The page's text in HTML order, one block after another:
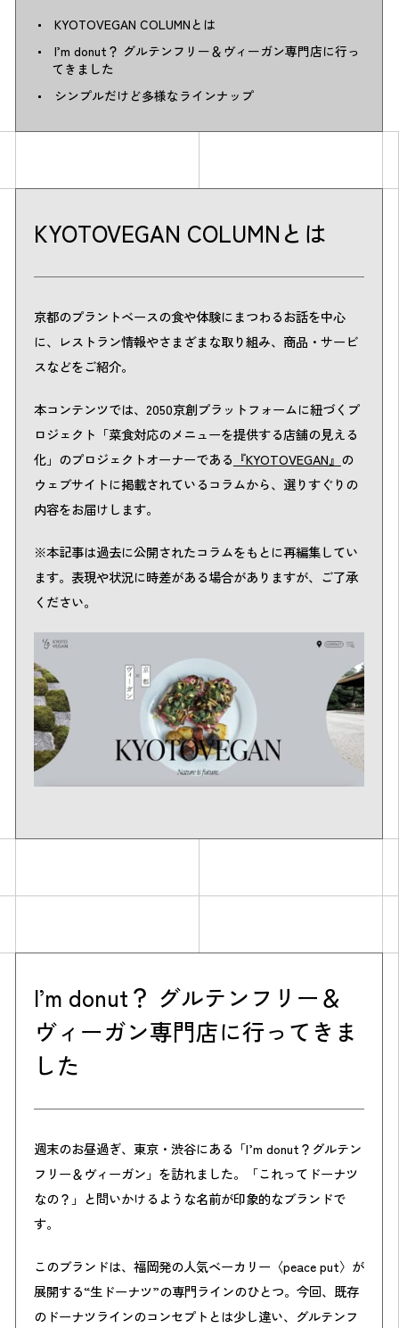
Action list
アクションリスト
KYOTOVEGAN COLUMNとは
I’m donut？ グルテンフリー＆ヴィーガン専門店に行っ
てきました
シンプルだけど多様なラインナップ
KYOTOVEGAN COLUMNとは
京都のプラントベースの食や体験にまつわるお話を中心
に、レストラン情報やさまざまな取り組み、商品・サービ
スなどをご紹介。
本コンテンツでは、2050京創プラットフォームに紐づくプ
ロジェクト「菜食対応のメニューを提供する店舗の見える
化」のプロジェクトオーナーである 『KYOTOVEGAN』 の
ウェブサイトに掲載されているコラムから、選りすぐりの
内容をお届けします。
※本記事は過去に公開されたコラムをもとに再編集してい
ます。表現や状況に時差がある場合がありますが、ご了承
ください。
I’m donut？ グルテンフリー＆
ヴィーガン専門店に行ってきま
した
週末のお昼過ぎ、東京・渋谷にある「I’m donut？グルテン
フリー＆ヴィーガン」を訪れました。「これってドーナツ
なの？」と問いかけるような名前が印象的なブランドで
す。
このブランドは、福岡発の人気ベーカリー〈peace put〉が
展開する“生ドーナツ”の専門ラインのひとつ。今回、既存
のドーナツラインのコンセプトとは少し違い、グルテンフ